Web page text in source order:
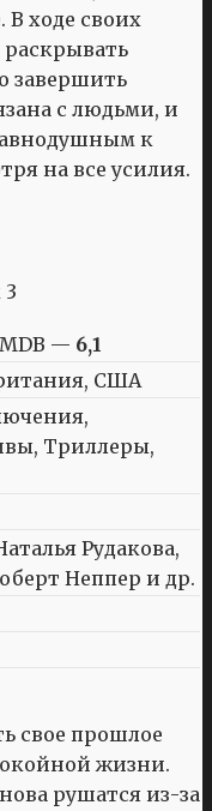
В ходе своих
завершить
с людьми, и
к
на все усилия.
— 6,1
США
Триллеры,
Рудакова,
Неппер и др.
свое прошлое
жизни.
рушатся из-за